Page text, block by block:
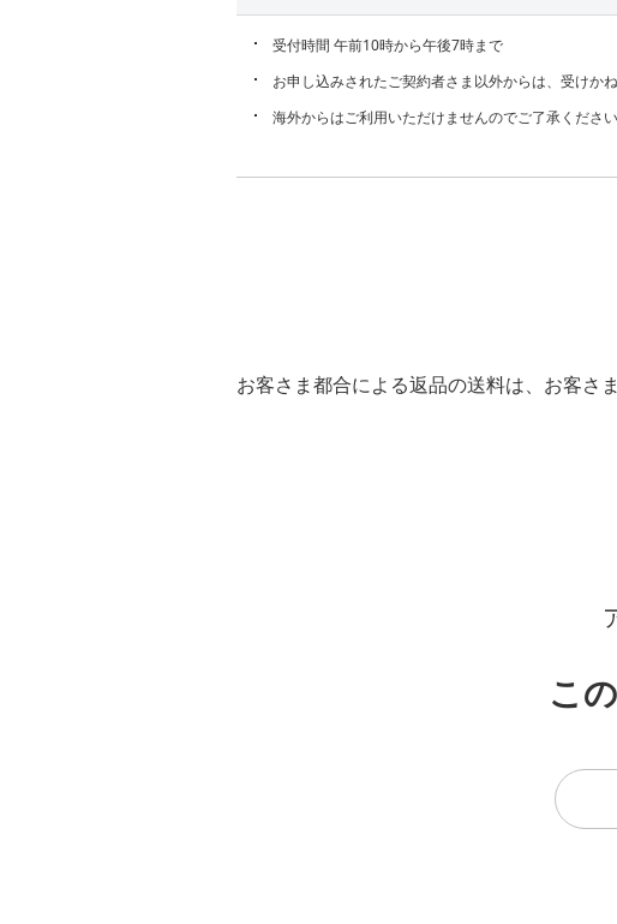
受付時間 午前10時から午後7時まで
お申し込みされたご契約者さま以外からは、受けか
海外からはご利用いただけませんのでご了承ください
お客さま都合による返品の送料は、お客さ
こ